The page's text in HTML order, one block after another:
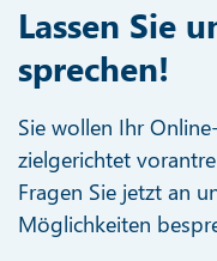
Lassen Sie
sprechen!
Sie wollen Ihr
zielgerichtet
Fragen Sie jetzt an
Möglichkeiten